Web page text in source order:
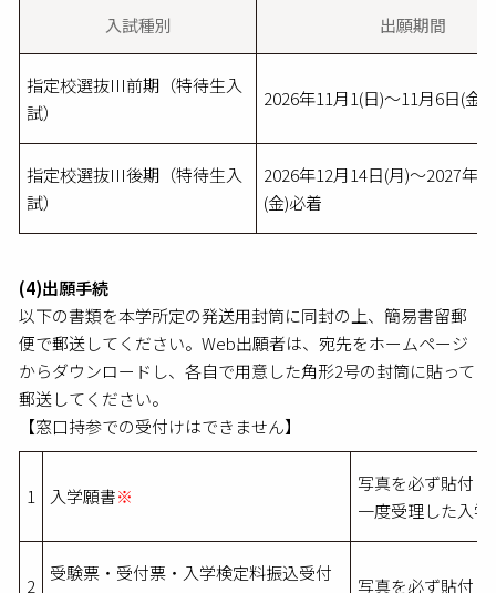
入試種別 出願期間
指定校選抜III前期（特待生入
試）
2026年11月1(日)～11月6日(金)
指定校選抜III後期（特待生入
試）
2026年12月14日(月)～2027年1
(金)必着
(4)出願手続
以下の書類を本学所定の発送用封筒に同封の上、簡易書留郵
便で郵送してください。Web出願者は、宛先をホームページ
からダウンロードし、各自で用意した角形2号の封筒に貼って
郵送してください。
【窓口持参での受付けはできません】
1 入学願書※
写真を必ず貼付
一度受理した入
2
受験票・受付票・入学検定料振込受付
写真を必ず貼付